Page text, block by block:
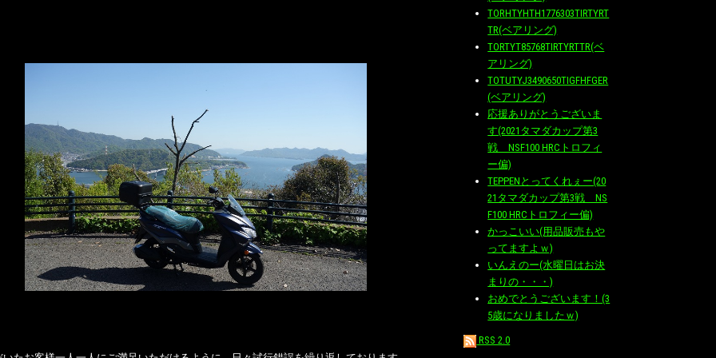
TORHTYHTH1776303TIRTYRT
TR(ベアリング)
TORTYT85768TIRTYRTTR(ベ
アリング)
TOTUTYJ3490650TIGFHFGER
(ベアリング)
応援ありがとうございま
す(2021タマダカップ第3
戦 NSF100 HRCトロフィ
ー偏)
TEPPENとってくれぇー(20
21タマダカップ第3戦 NS
F100 HRCトロフィー偏)
かっこいい(用品販売もや
ってますよｗ)
いんえのー(水曜日はお決
まりの・・・)
おめでとうございます！(3
5歳になりましたｗ)
RSS 2.0